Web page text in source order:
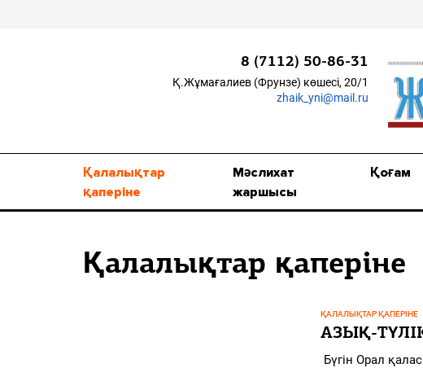
Мәслихат жаршысы
Дені сау ұлт
8 (7112) 50-86-31
Қ.Жұмағалиев (Фрунзе) көшесі, 20/1
zhaik_yni@mail.ru
Қалалықтар
қаперіне
Мәслихат
жаршысы
Қоғам
Қалалықтар қаперіне
ҚАЛАЛЫҚТАР ҚАПЕРІНЕ
АЗЫҚ-
Бүгін Орал